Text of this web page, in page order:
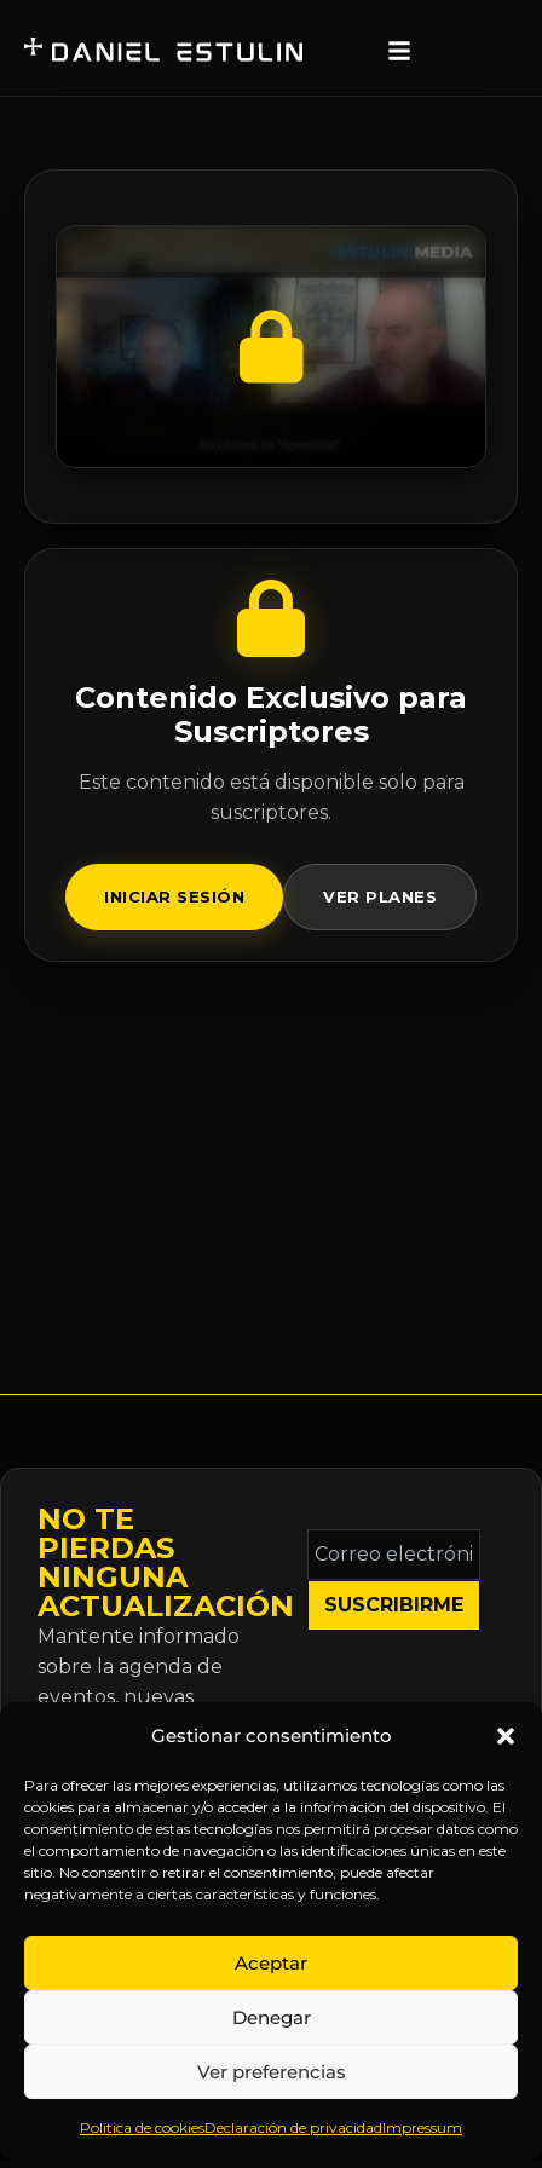
Gestionar consentimiento
Para ofrecer las mejores experiencias, utilizamos tecnologías como las
cookies para almacenar y/o acceder a la información del dispositivo. El
consentimiento de estas tecnologías nos permitirá procesar datos como
el comportamiento de navegación o las identificaciones únicas en este
sitio. No consentir o retirar el consentimiento, puede afectar
negativamente a ciertas características y funciones.
Aceptar
Denegar
Ver preferencias
Política de cookiesDeclaración de privacidadImpressum
Contenido Exclusivo para
Suscriptores
Este contenido está disponible solo para
suscriptores.
INICIAR SESIÓN VER PLANES
NO TE
PIERDAS
NINGUNA
ACTUALIZACIÓN
Mantente informado
sobre la agenda de
eventos, nuevas
publicaciones y
suscripción.
Correo
electrónico
*
Inteligencia
Anticipándonos
EXPLORA
Inicio
Sobre
Contenido
Webinars
LEGAL
Política
de
Términos y
Aviso
SÍGUENOS